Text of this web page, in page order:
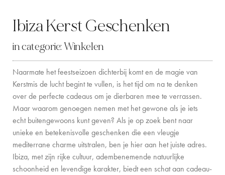
WESTKUST
SANTA GERTRUDIS
SAN JOSÉ
SANTA EULALIA
IBIZA STAD
INSPIRATIE
AUTOVERHUUR
Ibiza Kerst Geschenken
in categorie: Winkelen
Naarmate het feestseizoen dichterbij komt en de magie van
Kerstmis de lucht begint te vullen, is het tijd om na te denken
over de perfecte cadeaus om je dierbaren mee te verrassen.
Maar waarom genoegen nemen met het gewone als je iets
echt buitengewoons kunt geven? Als je op zoek bent naar
unieke en betekenisvolle geschenken die een vleugje
mediterrane charme uitstralen, ben je hier aan het juiste adres.
Ibiza, met zijn rijke cultuur, adembenemende natuurlijke
schoonheid en levendige karakter, biedt een schat aan cadeau-